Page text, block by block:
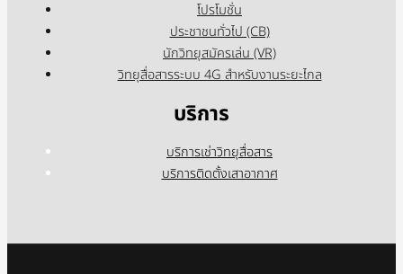
โปรโมชั่น
ประชาชนทั่วไป (CB)
นักวิทยุสมัครเล่น (VR)
วิทยุสื่อสารระบบ 4G สำหรับงานระยะไกล
บริการ
บริการเช่าวิทยุสื่อสาร
บริการติดตั้งเสาอากาศ